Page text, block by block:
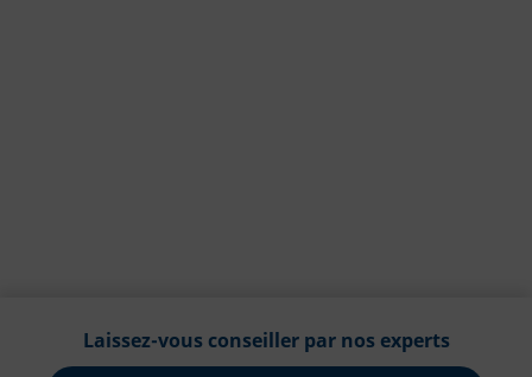
Laissez-vous conseiller par nos experts